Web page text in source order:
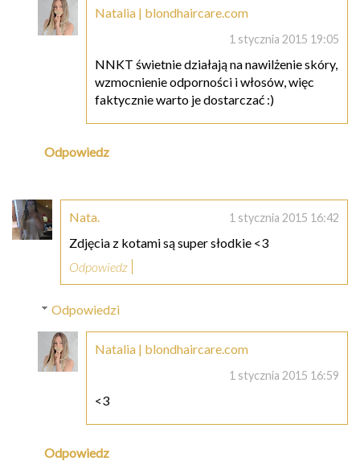
Natalia | blondhaircare.com
1 stycznia 2015 19:05
NNKT świetnie działają na nawilżenie skóry,
wzmocnienie odporności i włosów, więc
faktycznie warto je dostarczać :)
Odpowiedz
Nata. 1 stycznia 2015 16:42
Zdjęcia z kotami są super słodkie <3
Odpowiedz
Odpowiedzi
Natalia | blondhaircare.com
1 stycznia 2015 16:59
<3
Odpowiedz